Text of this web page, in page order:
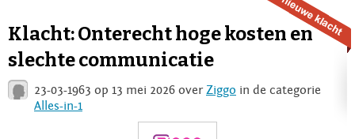
Login
Klacht: Onterecht hoge kosten en
slechte communicatie
23-03-1963 op 13 mei 2026 over Ziggo in de categorie
Alles-in-1